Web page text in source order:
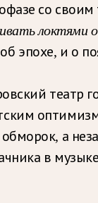
со
локтями
эпохе, и о
театр
а
в